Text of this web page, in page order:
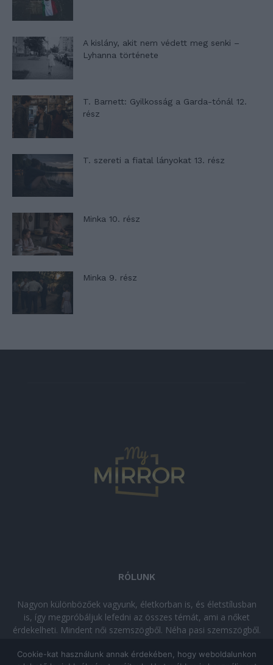
A kislány, akit nem védett meg senki –
Lyhanna története
T. Barnett: Gyilkosság a Garda-tónál 12.
rész
T. szereti a fiatal lányokat 13. rész
Minka 10. rész
Minka 9. rész
RÓLUNK
Nagyon különbözőek vagyunk, életkorban is, és életstílusban
is, így megpróbáljuk lefedni az összes témát, ami a nőket
érdekelheti. Mindent női szemszögből. Néha pasi szemszögből.
kikapcsolódásra vágysz!
Cookie-kat használunk annak érdekében, hogy weboldalunkon